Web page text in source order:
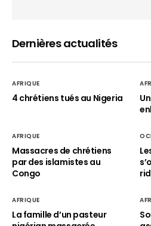
Dernières actualités
AFRIQUE
4 chrétiens tués au Nigeria
AFRIQUE
Massacres de chrétiens
par des islamistes au
Congo
AFRIQUE
La famille d’un pasteur